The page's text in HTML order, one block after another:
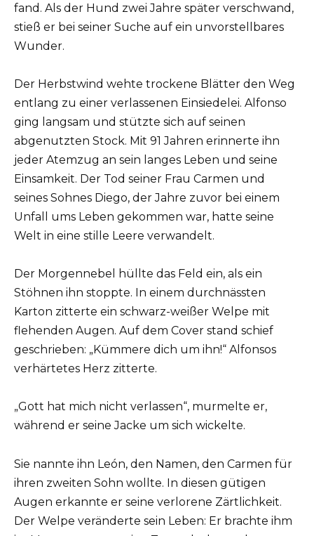
fand. Als der Hund zwei Jahre später verschwand,
stieß er bei seiner Suche auf ein unvorstellbares
Wunder.
Der Herbstwind wehte trockene Blätter den Weg
entlang zu einer verlassenen Einsiedelei. Alfonso
ging langsam und stützte sich auf seinen
abgenutzten Stock. Mit 91 Jahren erinnerte ihn
jeder Atemzug an sein langes Leben und seine
Einsamkeit. Der Tod seiner Frau Carmen und
seines Sohnes Diego, der Jahre zuvor bei einem
Unfall ums Leben gekommen war, hatte seine
Welt in eine stille Leere verwandelt.
Der Morgennebel hüllte das Feld ein, als ein
Stöhnen ihn stoppte. In einem durchnässten
Karton zitterte ein schwarz-weißer Welpe mit
flehenden Augen. Auf dem Cover stand schief
geschrieben: „Kümmere dich um ihn!“ Alfonsos
verhärtetes Herz zitterte.
„Gott hat mich nicht verlassen“, murmelte er,
während er seine Jacke um sich wickelte.
Sie nannte ihn León, den Namen, den Carmen für
ihren zweiten Sohn wollte. In diesen gütigen
Augen erkannte er seine verlorene Zärtlichkeit.
Der Welpe veränderte sein Leben: Er brachte ihm